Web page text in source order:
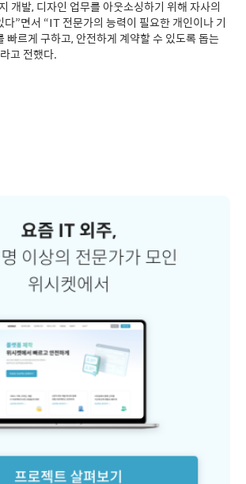
개발, 디자인 업무를 아웃소싱하기 위해 자사의
다”면서 “IT 전문가의 능력이 필요한 개인이나 기
빠르게 구하고, 안전하게 계약할 수 있도록 돕는
고 전했다.